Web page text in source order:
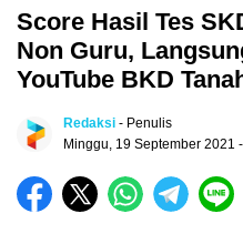
Score Hasil Tes
Non Guru,
YouTube BKD
Redaksi - Penulis
Minggu, 19 September 2021